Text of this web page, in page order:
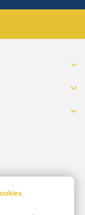


